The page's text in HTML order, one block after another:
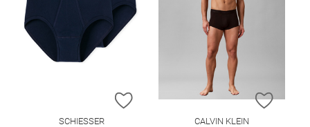
ZUR WUNSCHLISTE HINZUFÜGEN
SCHIESSER
ZUR
CALVIN KLEIN